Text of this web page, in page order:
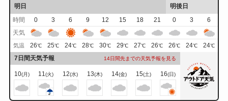
明日
明後日
時間
0 3 6 9 12 15 18 21 0 3
6
天気
気温 26℃ 25℃ 24℃ 28℃ 30℃ 29℃ 27℃ 26℃ 26℃ 24℃ 24℃
7日間天気予報 14日間先までの天気予報を見る
10(月) 11(火) 12(水) 13(木) 14(金) 15(土) 16(日)